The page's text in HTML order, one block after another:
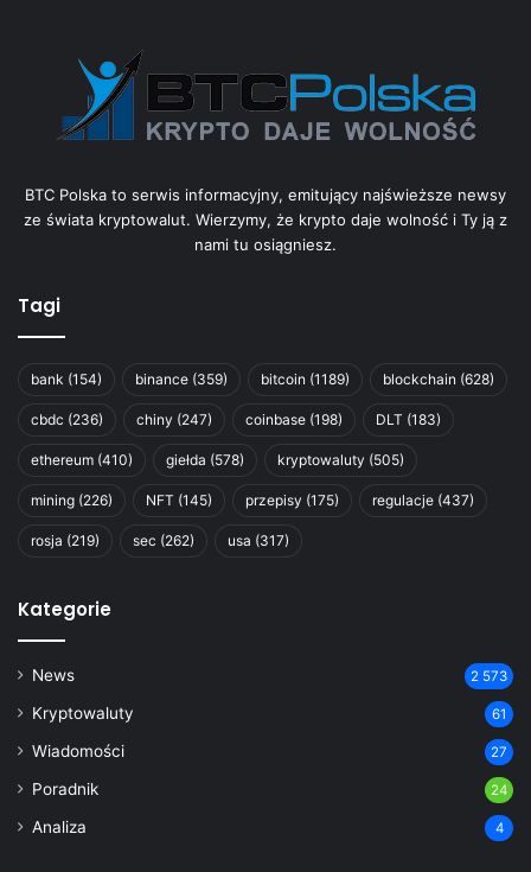
BTC Polska to serwis informacyjny, emitujący najświeższe newsy
ze świata kryptowalut. Wierzymy, że krypto daje wolność i Ty ją z
nami tu osiągniesz.
Tagi
bank (154) binance (359) bitcoin (1189) blockchain (628)
cbdc (236) chiny (247) coinbase (198) DLT (183)
ethereum (410) giełda (578) kryptowaluty (505)
mining (226) NFT (145) przepisy (175) regulacje (437)
rosja (219) sec (262) usa (317)
Kategorie
News 2 573
Kryptowaluty 61
Wiadomości 27
Poradnik 24
Analiza 4